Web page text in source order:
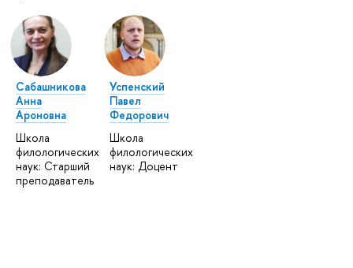
Сабашникова
Анна
Ароновна
Школа
филологических
наук: Старший
преподаватель
Успенский
Павел
Федорович
Школа
филологических
наук: Доцент